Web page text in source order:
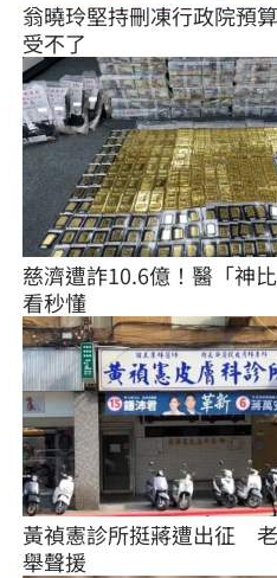
翁曉玲堅持刪凍行政院預
受不了
慈濟遭詐10.6億！醫「神
看秒懂
黃禎憲診所挺蔣遭出征　
舉聲援